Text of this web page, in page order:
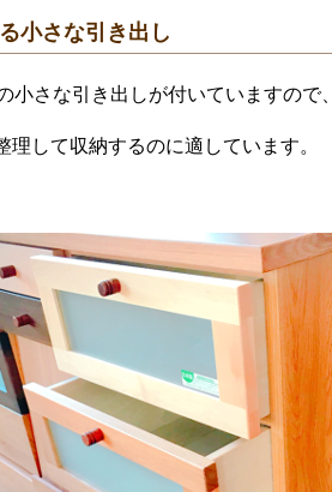
小さな引き出し
小さな引き出しが付いていますので、
して収納するのに適しています。